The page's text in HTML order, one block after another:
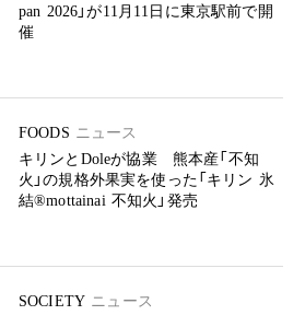
pan 2026」が11月11日に東京駅前で開
催
FOODS ニュース
キリンとDoleが協業 熊本産「不知
火」の規格外果実を使った「キリン 氷
結®mottainai 不知火」発売
SOCIETY ニュース